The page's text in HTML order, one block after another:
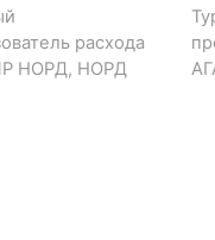
расхода
НОРД, НОРД